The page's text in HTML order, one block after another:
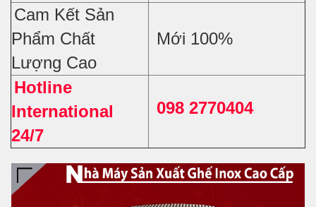
Cam Kết Sản
Phẩm Chất
Lượng Cao
Mới 100%
Hotline
International
24/7
098 2770404